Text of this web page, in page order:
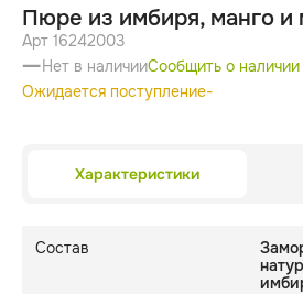
Пюре из имбиря, манго и
Арт 16242003
Нет в наличииСообщить о наличии
Ожидается поступление-
Характеристики
Состав